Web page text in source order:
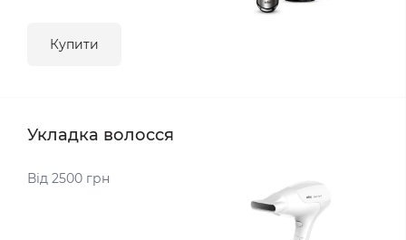
Купити
Укладка волосся
Від 2500 грн